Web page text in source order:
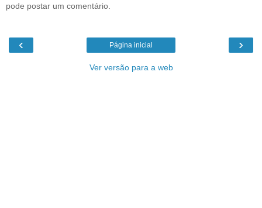
pode postar um comentário.
‹ ›
Página inicial
Ver versão para a web